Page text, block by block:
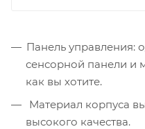
Панель управления:
сенсорной панели и
как вы хотите.
Материал корпуса
высокого качества.